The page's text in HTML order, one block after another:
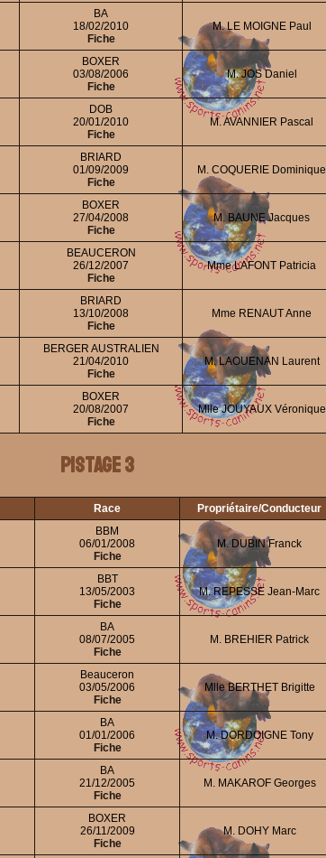
BA
18/02/2010
Fiche
M. LE MOIGNE Paul
BOXER
03/08/2006
Fiche
M. JOS Daniel
DOB
20/01/2010
Fiche
M. AVANNIER Pascal
BRIARD
01/09/2009
Fiche
M. COQUERIE Dominique
BOXER
27/04/2008
Fiche
M. BAUNE Jacques
BEAUCERON
26/12/2007
Fiche
Mme LAFONT Patricia
BRIARD
13/10/2008
Fiche
Mme RENAUT Anne
BERGER AUSTRALIEN
21/04/2010
Fiche
M. LAOUENAN Laurent
BOXER
20/08/2007
Fiche
Mlle JOUYAUX Véronique
Pistage 3
Race Propriétaire/Conducteur
BBM
06/01/2008
Fiche
M. DUBIN Franck
BBT
13/05/2003
Fiche
M. REPESSE Jean-Marc
BA
08/07/2005
Fiche
M. BREHIER Patrick
Beauceron
03/05/2006
Fiche
Mlle BERTHET Brigitte
BA
01/01/2006
Fiche
M. DORDOIGNE Tony
BA
21/12/2005
Fiche
M. MAKAROF Georges
BOXER
26/11/2009
Fiche
M. DOHY Marc